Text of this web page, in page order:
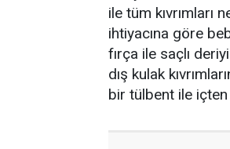
ile tüm kıvrımları
ihtiyacına göre
fırça ile saçlı
dış kulak
bir tülbent ile